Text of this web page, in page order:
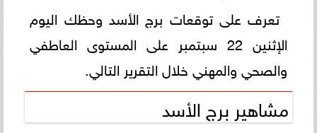
تعرف على توقعات برج الأسد وحظك اليوم
الإثنين 22 سبتمبر على المستوى العاطفي
والصحي والمهني خلال التقرير التالي.
مشاهير برج الأسد